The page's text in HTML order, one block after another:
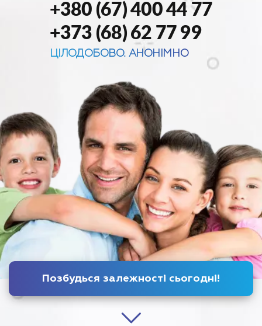
+380 (67) 400 44 77
+373 (68) 62 77 99
ЦІЛОДОБОВО. АНОНІМНО
Позбудься залежності сьогодні!